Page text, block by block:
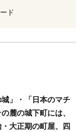
ド
」・「日本のマチ
麓の城下町には、
大正期の町屋、四